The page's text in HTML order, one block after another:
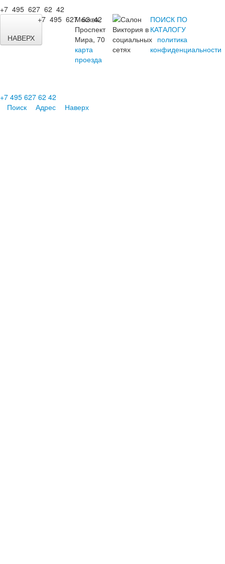
+7 495 627 62 42
НАВЕРХ
+7 495 627 62 42
Москва,
Проспект
Мира, 70
карта
проезда
ПОИСК ПО
КАТАЛОГУ
политика
конфиденциальности
+7 495 627 62 42
Поиск
Адрес Наверх